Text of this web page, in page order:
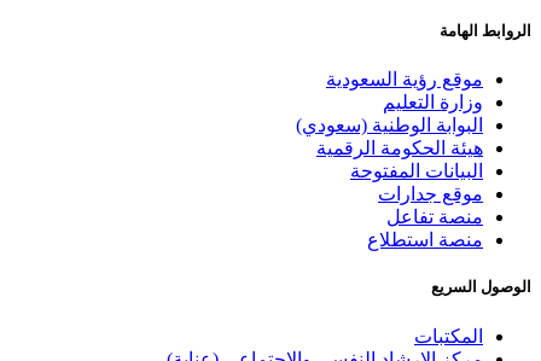
الروابط الهامة
موقع رؤية السعودية
وزارة التعليم
البوابة الوطنية (سعودي)
هيئة الحكومة الرقمية
البيانات المفتوحة
موقع جدارات
منصة تفاعل
منصة استطلاع
الوصول السريع
المكتبات